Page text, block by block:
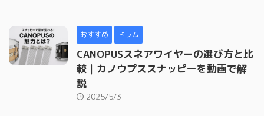
おすすめ ドラム
CANOPUSスネアワイヤーの選び方と比
較｜カノウプススナッピーを動画で解
説
2025/5/3